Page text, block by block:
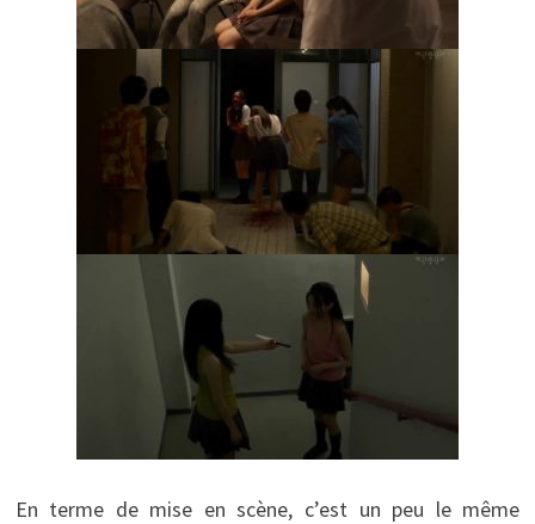
En terme de mise en scène, c’est un peu le même